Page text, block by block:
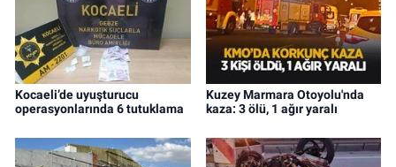
Kocaeli’de uyuşturucu
operasyonlarında 6 tutuklama
Kuzey Marmara Otoyolu'nda
kaza: 3 ölü, 1 ağır yaralı